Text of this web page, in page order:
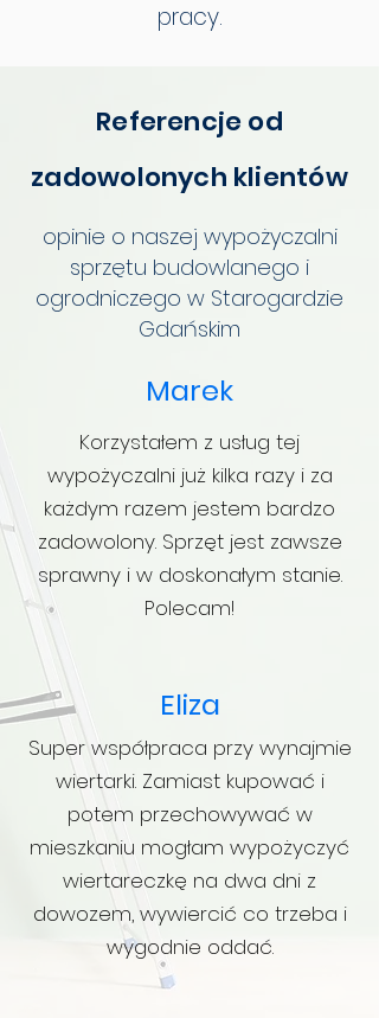
pracy.
Referencje od
zadowolonych klientów
opinie o naszej wypożyczalni
sprzętu budowlanego i
ogrodniczego w Starogardzie
Gdańskim
Korzystałem z usług tej
wypożyczalni już kilka razy i za
każdym razem jestem bardzo
zadowolony. Sprzęt jest zawsze
sprawny i w doskonałym stanie.
Polecam!
Eliza
Super współpraca przy wynajmie
wiertarki. Zamiast kupować i
potem przechowywać w
mieszkaniu mogłam wypożyczyć
wiertareczkę na dwa dni z
dowozem, wywiercić co trzeba i
wygodnie oddać.
Marek